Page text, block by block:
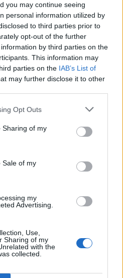
you may continue seeing
personal information utilized by
to third parties prior to
opt-out of the further
by third parties on the
This information may
parties on the IAB’s List of
may further disclose it to other
Opt Outs
Sharing of my
Sale of my
my
Advertising.
Use,
Sharing of my
with the
collected.